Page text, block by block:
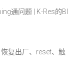
通问题 | K-Res的Bl
复出厂、reset、触